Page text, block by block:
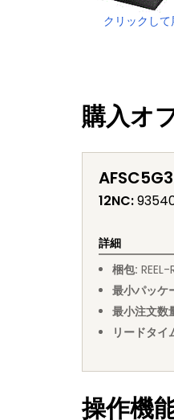
クリックして
購入オ
12NC:
詳細
梱包: REEL-
最小パッケ
最小注文数
リードタイ
操作機